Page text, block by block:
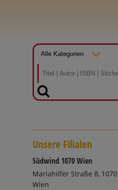
Unsere Filialen
Südwind 1070 Wien
Mariahilfer Straße 8, 1070
Wien